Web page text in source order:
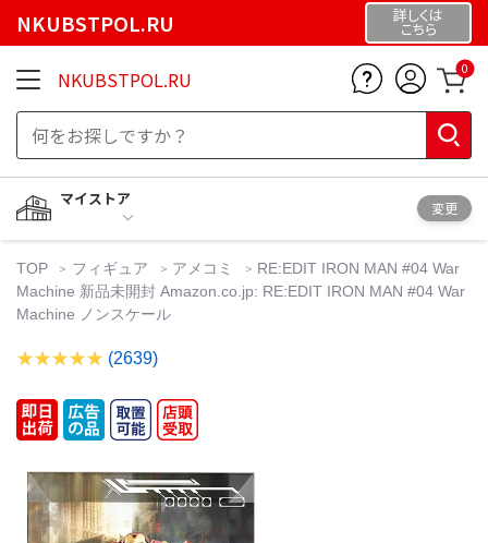
NKUBSTPOL.RU 詳しくは
こちら
NKUBSTPOL.RU 0
マイストア
変更
TOP フィギュア アメコミ
RE:EDIT IRON MAN #04 War
Machine 新品未開封 Amazon.co.jp: RE:EDIT IRON MAN #04 War
Machine ノンスケール
(2639)